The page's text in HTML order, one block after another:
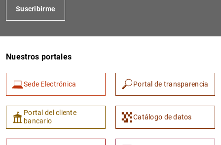
1 2
Suscribirme
Nuestros portales
Sede Electrónica Portal de transparencia
Portal del cliente
bancario
Catálogo de datos